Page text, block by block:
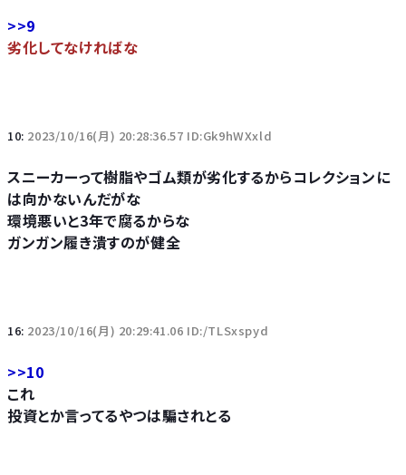
>>9
劣化してなければな
10: 2023/10/16(月) 20:28:36.57 ID:Gk9hWXxld
スニーカーって樹脂やゴム類が劣化するからコレクションに
は向かないんだがな
環境悪いと3年で腐るからな
ガンガン履き潰すのが健全
16: 2023/10/16(月) 20:29:41.06 ID:/TLSxspyd
>>10
これ
投資とか言ってるやつは騙されとる